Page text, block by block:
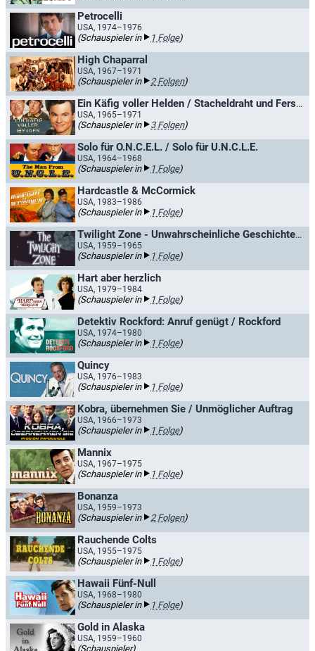
Petrocelli
USA, 1974–1976
(Schauspieler in 1 Folge)
High Chaparral
USA, 1967–1971
(Schauspieler in 2 Folgen)
Ein Käfig voller Helden / Stacheldraht und Fersengeld
USA, 1965–1971
(Schauspieler in 3 Folgen)
Solo für O.N.C.E.L. / Solo für U.N.C.L.E.
USA, 1964–1968
(Schauspieler in 1 Folge)
Hardcastle & McCormick
USA, 1983–1986
(Schauspieler in 1 Folge)
Twilight Zone - Unwahrscheinliche Geschichten / Geschichten, die nicht zu erklären sind
USA, 1959–1965
(Schauspieler in 1 Folge)
Hart aber herzlich
USA, 1979–1984
(Schauspieler in 1 Folge)
Detektiv Rockford: Anruf genügt / Rockford
USA, 1974–1980
(Schauspieler in 1 Folge)
Quincy
USA, 1976–1983
(Schauspieler in 1 Folge)
Kobra, übernehmen Sie / Unmöglicher Auftrag
USA, 1966–1973
(Schauspieler in 1 Folge)
Mannix
USA, 1967–1975
(Schauspieler in 1 Folge)
Bonanza
USA, 1959–1973
(Schauspieler in 2 Folgen)
Rauchende Colts
USA, 1955–1975
(Schauspieler in 1 Folge)
Hawaii Fünf-Null
USA, 1968–1980
(Schauspieler in 1 Folge)
Gold in Alaska
USA, 1959–1960
(Schauspieler)